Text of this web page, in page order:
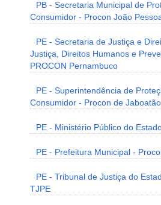
PB - Secretaria Municipal de
Consumidor - Procon João
PE - Secretaria de Justiça e
Justiça, Direitos Humanos e
PROCON Pernambuco
PE - Superintendência de
Consumidor - Procon de
PE - Ministério Público do
PE - Prefeitura Municipal -
PE - Tribunal de Justiça do
TJPE